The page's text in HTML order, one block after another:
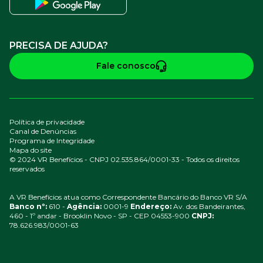
PRECISA DE AJUDA?
Fale conosco
© 2024 VR Benefícios - CNPJ 02.535.864/0001-33 - Todos os direitos
reservados
Política de privacidade
Canal de Denúncias
Programa de Integridade
Mapa do site
A VR Benefícios atua como Correspondente Bancário do Banco VR S/A
Banco nº: 610 - Agência: 0001-9 Endereço: Av. dos Bandeirantes,
460 - 1º andar - Brooklin Novo - SP - CEP 04553-900 CNPJ:
78.626.983/0001-63